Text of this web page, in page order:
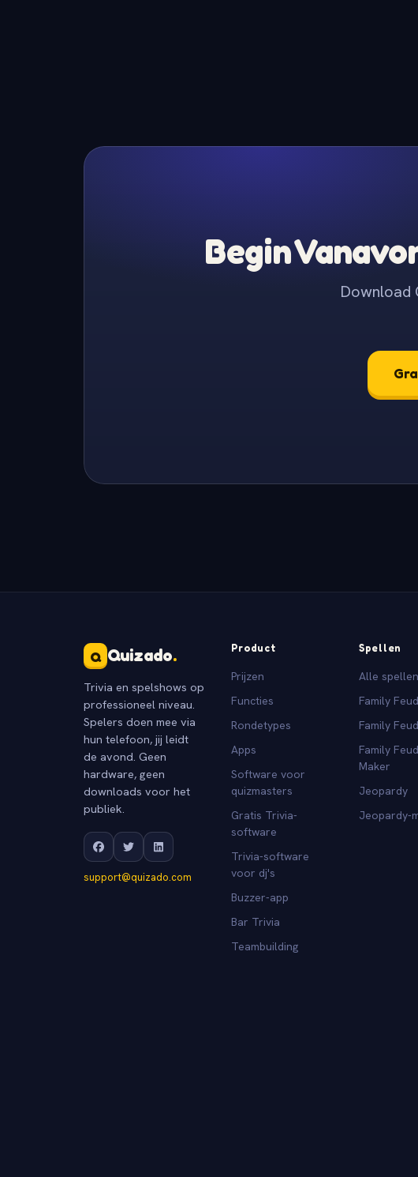
Begin
Download
Q Quizado.
Trivia en spelshows op
professioneel niveau.
Spelers doen mee via
hun telefoon, jij leidt
de avond. Geen
hardware, geen
downloads voor het
publiek.
support@quizado.com
Product
Prijzen
Functies
Rondetypes
Apps
Software voor
quizmasters
Gratis Trivia-
software
Trivia-software
voor dj's
Buzzer-app
Bar Trivia
Teambuilding
Spellen
Alle spellen
Family Feud
Family
Family
Maker
Jeopardy
Jeopardy-